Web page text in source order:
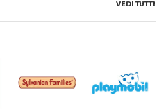
VEDI TUTTI